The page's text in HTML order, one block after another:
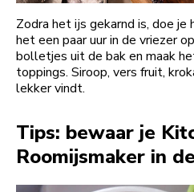
Zodra het ijs gekarnd is, doe je
het een paar uur in de vriezer
bolletjes uit de bak en maak
toppings. Siroop, vers fruit,
lekker vindt.
Tips: bewaar je
Roomijsmaker in